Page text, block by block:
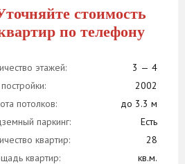
стоимость
по телефону
этажей:
3 — 4
2002
потолков:
до 3.3 м
паркинг:
Есть
квартир:
28
квартир:
кв.м.